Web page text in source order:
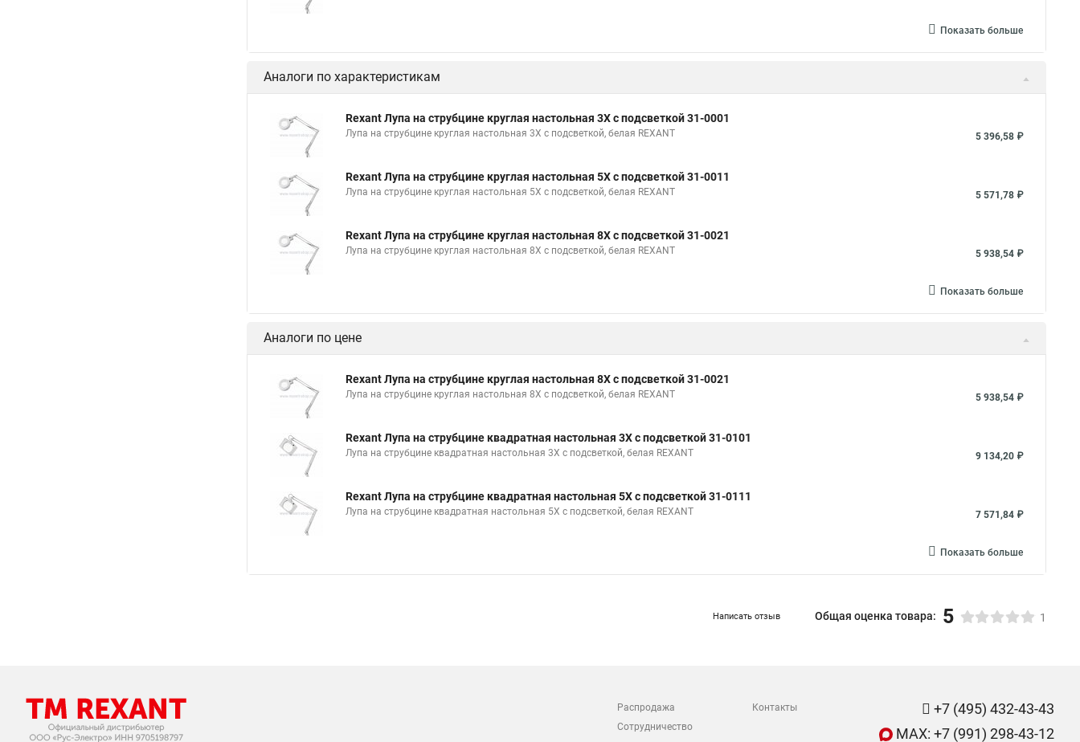
Показать больше
Аналоги по характеристикам
Rexant Лупа на струбцине круглая настольная 3Х с подсветкой 31-0001
Лупа на струбцине круглая настольная 3Х с подсветкой, белая REXANT 5 396,58 ₽
Rexant Лупа на струбцине круглая настольная 5Х с подсветкой 31-0011
Лупа на струбцине круглая настольная 5Х с подсветкой, белая REXANT 5 571,78 ₽
Rexant Лупа на струбцине круглая настольная 8Х с подсветкой 31-0021
Лупа на струбцине круглая настольная 8Х с подсветкой, белая REXANT 5 938,54 ₽
Показать больше
Аналоги по цене
Rexant Лупа на струбцине круглая настольная 8Х с подсветкой 31-0021
Лупа на струбцине круглая настольная 8Х с подсветкой, белая REXANT 5 938,54 ₽
Rexant Лупа на струбцине квадратная настольная 3Х с подсветкой 31-0101
Лупа на струбцине квадратная настольная 3Х с подсветкой, белая REXANT 9 134,20 ₽
Rexant Лупа на струбцине квадратная настольная 5Х с подсветкой 31-0111
Лупа на струбцине квадратная настольная 5Х с подсветкой, белая REXANT 7 571,84 ₽
Показать больше
Написать отзыв Общая оценка товара: 5 1
Распродажа
Сотрудничество
Контакты
+7 (495) 432-43-43
MAX: +7 (991) 298-43-12